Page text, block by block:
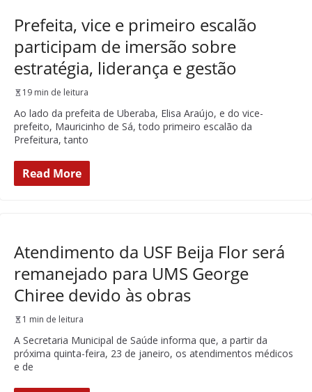
Prefeita, vice e primeiro escalão
participam de imersão sobre
estratégia, liderança e gestão
19 min de leitura
Ao lado da prefeita de Uberaba, Elisa Araújo, e do vice-
prefeito, Mauricinho de Sá, todo primeiro escalão da
Prefeitura, tanto
Read More
Atendimento da USF Beija Flor será
remanejado para UMS George
Chiree devido às obras
1 min de leitura
A Secretaria Municipal de Saúde informa que, a partir da
próxima quinta-feira, 23 de janeiro, os atendimentos médicos
e de